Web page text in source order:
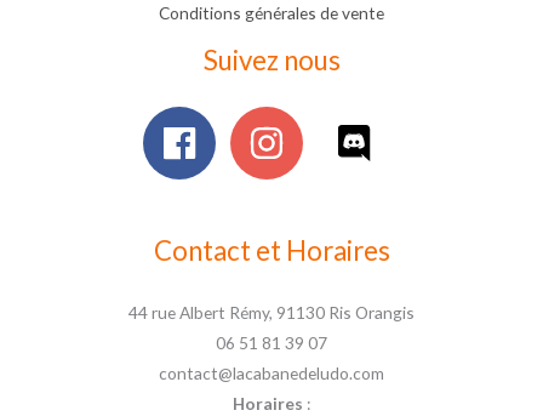
Conditions générales de vente
Suivez nous
Contact et Horaires
44 rue Albert Rémy, 91130 Ris Orangis
06 51 81 39 07
contact@lacabanedeludo.com
Horaires :